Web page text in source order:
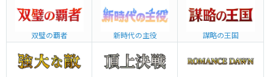
双璧の覇者 新時代の主役 謀略の王国